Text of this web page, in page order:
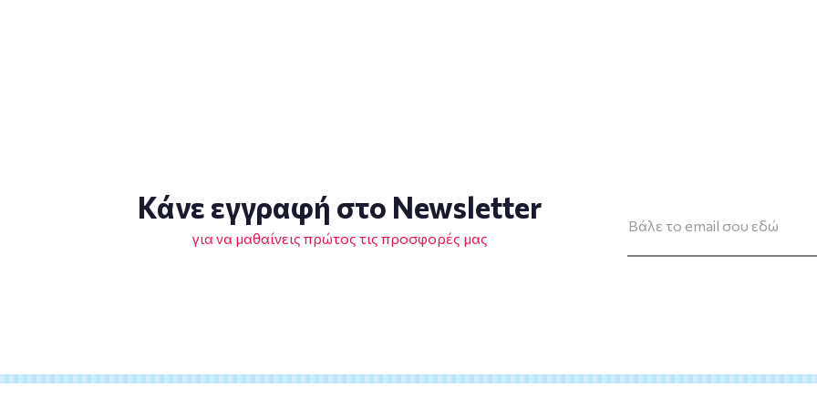
Κάνε εγγραφή στο Newsletter
για να μαθαίνεις πρώτος τις προσφορές μας